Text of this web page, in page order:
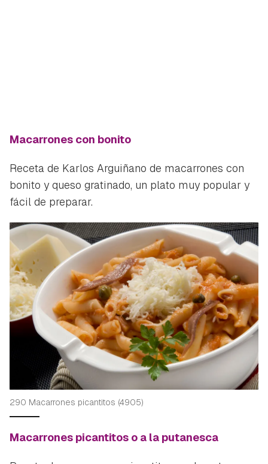
Macarrones con bonito
Receta de Karlos Arguiñano de macarrones con
bonito y queso gratinado, un plato muy popular y
fácil de preparar.
290 Macarrones picantitos (4905)
Macarrones picantitos o a la putanesca